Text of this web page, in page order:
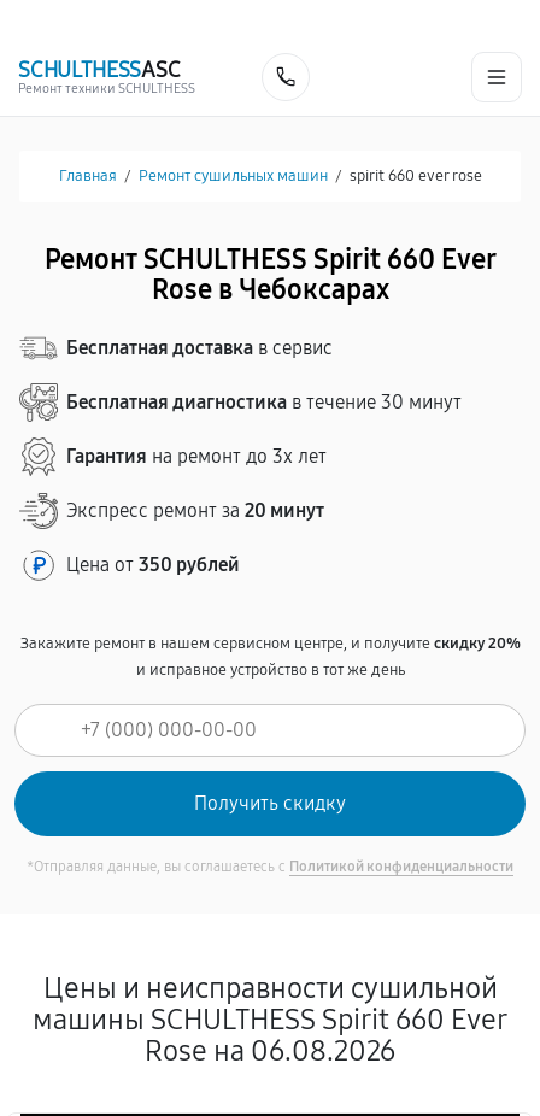
SCHULTHESSASC
Ремонт техники SCHULTHESS
Главная / Ремонт сушильных машин / spirit 660 ever rose
Ремонт SCHULTHESS Spirit 660 Ever
Rose в Чебоксарах
Бесплатная доставка в сервис
Бесплатная диагностика в течение 30 минут
Гарантия на ремонт до 3х лет
Экспресс ремонт за 20 минут
Цена от 350 рублей
Закажите ремонт в нашем сервисном центре, и получитескидку 20%
и исправное устройство в тот же день
*Отправляя данные, вы соглашаетесь с Политикой конфиденциальности
Цены и неисправности сушильной
машины SCHULTHESS Spirit 660 Ever
Rose на 06.08.2026